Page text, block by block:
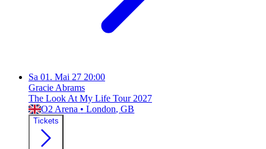
Sa 01. Mai 27 20:00
Gracie Abrams
The Look At My Life Tour 2027
O2 Arena • London, GB
Tickets